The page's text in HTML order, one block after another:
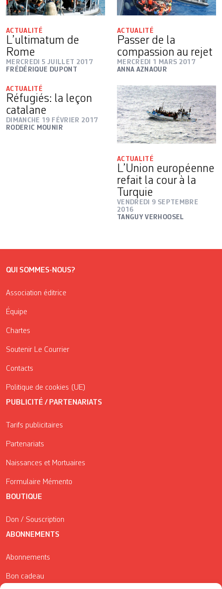
ACTUALITÉ
L’ultimatum de
Rome
MERCREDI 5 JUILLET 2017
FRÉDÉRIQUE DUPONT
ACTUALITÉ
Passer de la
compassion au rejet
MERCREDI 1 MARS 2017
ANNA AZNAOUR
ACTUALITÉ
Réfugiés: la leçon
catalane
DIMANCHE 19 FÉVRIER 2017
RODERIC MOUNIR
ACTUALITÉ
L’Union européenne
refait la cour à la
Turquie
VENDREDI 9 SEPTEMBRE
2016
TANGUY VERHOOSEL
QUI SOMMES-NOUS?
Association éditrice
Équipe
Chartes
Soutenir Le Courrier
Contacts
Politique de cookies (UE)
PUBLICITÉ / PARTENARIATS
Tarifs publicitaires
Partenariats
Naissances et Mortuaires
Formulaire Mémento
BOUTIQUE
Don / Souscription
ABONNEMENTS
Abonnements
Bon cadeau